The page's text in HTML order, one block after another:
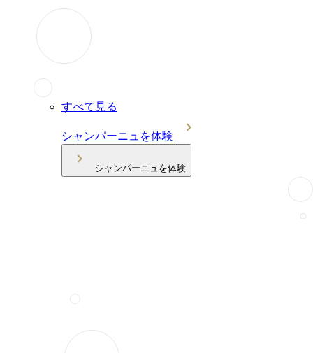
すべて見る
シャンパーニュを体験
シャンパーニュを体験